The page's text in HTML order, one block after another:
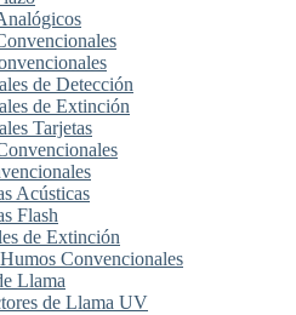
de Detección
de Extinción
Tarjetas
Acústicas
Flash
de Extinción
Convencionales
Llama
de Llama UV